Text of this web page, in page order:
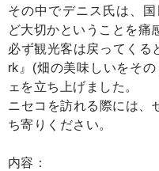
その中でデニス氏は、
ど大切かということを痛
必ず観光客は戻ってくる
rk』(畑の美味しいをそ
ェを立ち上げました。
ニセコを訪れる際には、
ち寄りください。
内容：